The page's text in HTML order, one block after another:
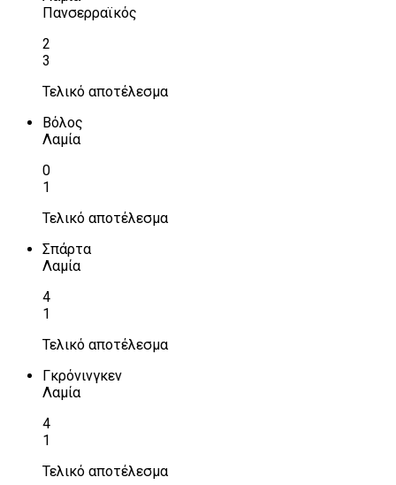
Πανσερραϊκός
2
3
Τελικό αποτέλεσμα
Βόλος
Λαμία
0
1
Τελικό αποτέλεσμα
Σπάρτα
Λαμία
4
1
Τελικό αποτέλεσμα
Γκρόνινγκεν
Λαμία
4
1
Τελικό αποτέλεσμα